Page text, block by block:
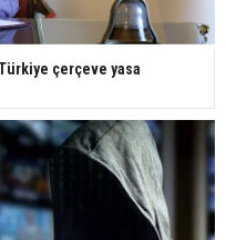
çerçeve yasa